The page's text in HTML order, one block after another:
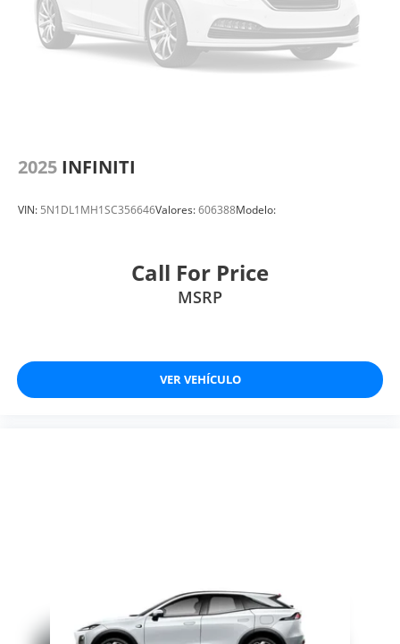
2025 INFINITI
VIN: 5N1DL1MH1SC356646Valores:606388Modelo:
Call For Price
MSRP
VER VEHÍCULO